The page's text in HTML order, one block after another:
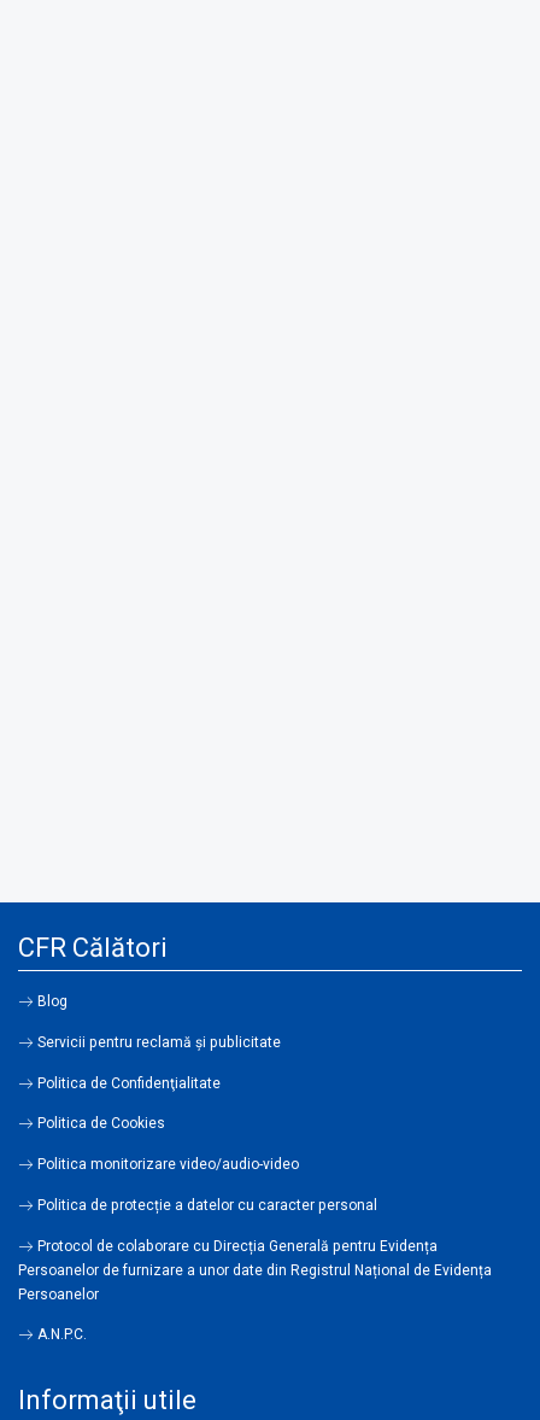
CFR Călători
Blog
Servicii pentru reclamă și publicitate
Politica de Confidenţialitate
Politica de Cookies
Politica monitorizare video/audio-video
Politica de protecție a datelor cu caracter personal
Protocol de colaborare cu Direcția Generală pentru Evidența
Persoanelor de furnizare a unor date din Registrul Național de Evidența
Persoanelor
A.N.P.C.
Informaţii utile